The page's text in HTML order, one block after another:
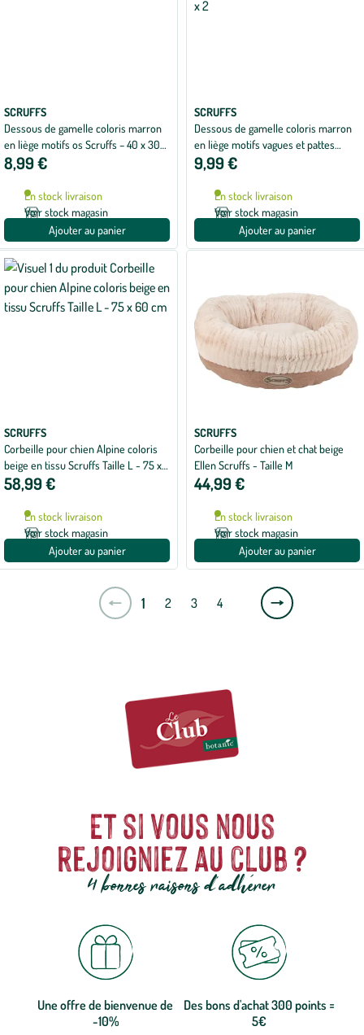
SCRUFFS
Dessous de gamelle coloris marron
en liège motifs os Scruffs – 40 x 30
cm
8,99 €
En stock livraison
Voir stock magasin
Ajouter au panier
SCRUFFS
Dessous de gamelle coloris marron
en liège motifs vagues et pattes
Scruffs – x 2
9,99 €
En stock livraison
Voir stock magasin
Ajouter au panier
SCRUFFS
Corbeille pour chien Alpine coloris
beige en tissu Scruffs Taille L - 75 x
60 cm
58,99 €
En stock livraison
Voir stock magasin
Ajouter au panier
SCRUFFS
Corbeille pour chien et chat beige
Ellen Scruffs - Taille M
44,99 €
En stock livraison
Voir stock magasin
Ajouter au panier
1 2 3 4
Page
suivante
Et si vous nous
rejoigniez au club ?
4 bonnes raisons d'adhérer
Une offre de bienvenue de
-10%
Des bons d'achat 300 points =
5€